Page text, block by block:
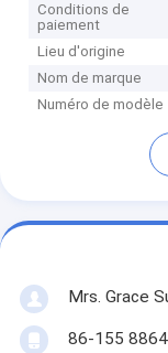
Conditions de
paiement
Lieu d'origine
Nom de marque
Numéro de modèle
Mrs. Grace
86-155